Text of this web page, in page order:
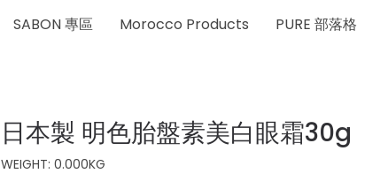
SABON 專區 Morocco Products PURE 部落格
日本製 明色胎盤素美白眼霜30g
WEIGHT: 0.000KG